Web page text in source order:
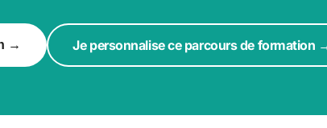
→ Je personnalise ce parcours de formation